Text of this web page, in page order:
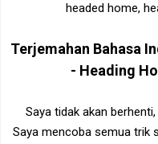
headed home,
Terjemahan Bahasa
- Heading
Saya tidak akan
Saya mencoba semua trik